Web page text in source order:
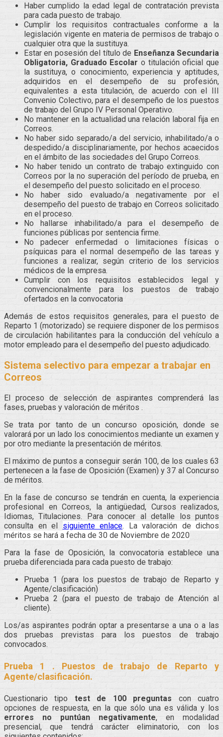
Haber cumplido la edad legal de contratación prevista
para cada puesto de trabajo.
Cumplir los requisitos contractuales conforme a la
legislación vigente en materia de permisos de trabajo o
cualquier otra que la sustituya.
Estar en posesión del título de Enseñanza Secundaria
Obligatoria, Graduado Escolar o titulación oficial que
la sustituya, o conocimiento, experiencia y aptitudes,
adquiridos en el desempeño de su profesión,
equivalentes a esta titulación, de acuerdo con el III
Convenio Colectivo, para el desempeño de los puestos
de trabajo del Grupo IV Personal Operativo.
No mantener en la actualidad una relación laboral fija en
Correos.
No haber sido separado/a del servicio, inhabilitado/a o
despedido/a disciplinariamente, por hechos acaecidos
en el ámbito de las sociedades del Grupo Correos.
No haber tenido un contrato de trabajo extinguido con
Correos por la no superación del período de prueba, en
el desempeño del puesto solicitado en el proceso.
No haber sido evaluado/a negativamente por el
desempeño del puesto de trabajo en Correos solicitado
en el proceso.
No hallarse inhabilitado/a para el desempeño de
funciones públicas por sentencia firme.
No padecer enfermedad o limitaciones físicas o
psíquicas para el normal desempeño de las tareas y
funciones a realizar, según criterio de los servicios
médicos de la empresa.
Cumplir con los requisitos establecidos legal y
convencionalmente para los puestos de trabajo
ofertados en la convocatoria
Además de estos requisitos generales, para el puesto de
Reparto 1 (motorizado) se requiere disponer de los permisos
de circulación habilitantes para la conducción del vehículo a
motor empleado para el desempeño del puesto adjudicado.
Sistema selectivo para empezar a trabajar en
Correos
El proceso de selección de aspirantes comprenderá las
fases, pruebas y valoración de méritos .
Se trata por tanto de un concurso oposición, donde se
valorará por un lado los conocimientos mediante un examen y
por otro mediante la presentación de méritos.
El máximo de puntos a conseguir serán 100, de los cuales 63
pertenecen a la fase de Oposición (Examen) y 37 al Concurso
de méritos.
En la fase de concurso se tendrán en cuenta, la experiencia
profesional en Correos, la antigüedad, Cursos realizados,
Idiomas, Titulaciones. Para conocer al detalle los puntos
consulta en el siguiente enlace. La valoración de dichos
méritos se hará a fecha de 30 de Noviembre de 2020
Para la fase de Oposición, la convocatoria establece una
prueba diferenciada para cada puesto de trabajo:
Prueba 1 (para los puestos de trabajo de Reparto y
Agente/clasificación)
Prueba 2 (para el puesto de trabajo de Atención al
cliente).
Los/as aspirantes podrán optar a presentarse a una o a las
dos pruebas previstas para los puestos de trabajo
convocados.
Prueba 1 . Puestos de trabajo de Reparto y
Agente/clasificación.
Cuestionario tipo test de 100 preguntas con cuatro
opciones de respuesta, en la que sólo una es válida y los
errores no puntúan negativamente, en modalidad
presencial, que tendrá carácter eliminatorio, con los